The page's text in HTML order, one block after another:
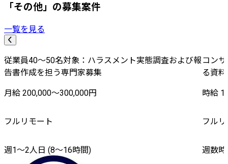
「その他」の募集案件
一覧を見る
従業員40〜50名対象：ハラスメント実態調査および報
告書作成を担う専門家募集
月給 200,000〜300,000円
フルリモート
週1〜2人日 (8〜16時間)
コン
る資
時給
フル
週数